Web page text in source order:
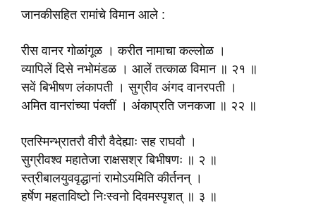
जानकीसहित रामांचे विमान आले :
रीस वानर गोळांगूळ । करीत नामाचा कल्लोळ ।
व्यापिलें दिसे नभोमंडळ । आलें तत्काळ विमान ॥ २१ ॥
सवें बिभीषण लंकापती । सुग्रीव अंगद वानरपती ।
अमित वानरांच्या पंक्तीं । अंकाप्रति जनकजा ॥ २२ ॥
एतस्मिन्भ्रातरौ वीरौ वैदेह्याः सह राघवौ ।
सुग्रीवश्व महातेजा राक्षसश्र बिभीषणः ॥ २ ॥
स्त्रीबालयुववृद्धानां रामोऽयमिति कीर्तनन् ।
हर्षेण महताविष्टो निःस्वनो दिवमस्पृशत् ॥ ३ ॥